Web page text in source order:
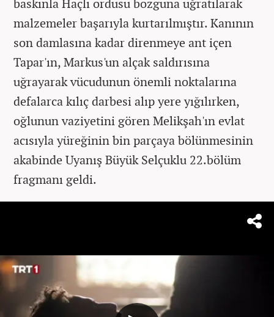
malzemeler başarıyla kurtarılmıştır. Kanının
son damlasına kadar direnmeye ant içen
Tapar'ın, Markus'un alçak saldırısına
uğrayarak vücudunun önemli noktalarına
defalarca kılıç darbesi alıp yere yığılırken,
oğlunun vaziyetini gören Melikşah'ın evlat
acısıyla yüreğinin bin parçaya bölünmesinin
akabinde Uyanış Büyük Selçuklu 22.bölüm
fragmanı geldi.